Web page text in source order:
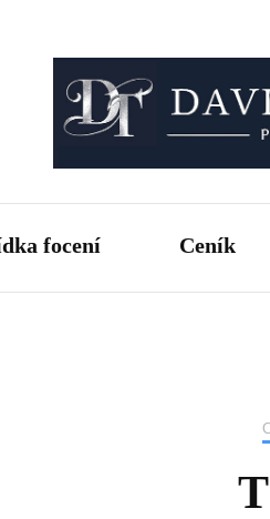
Fotograf pro chvíle,
focení Ceník